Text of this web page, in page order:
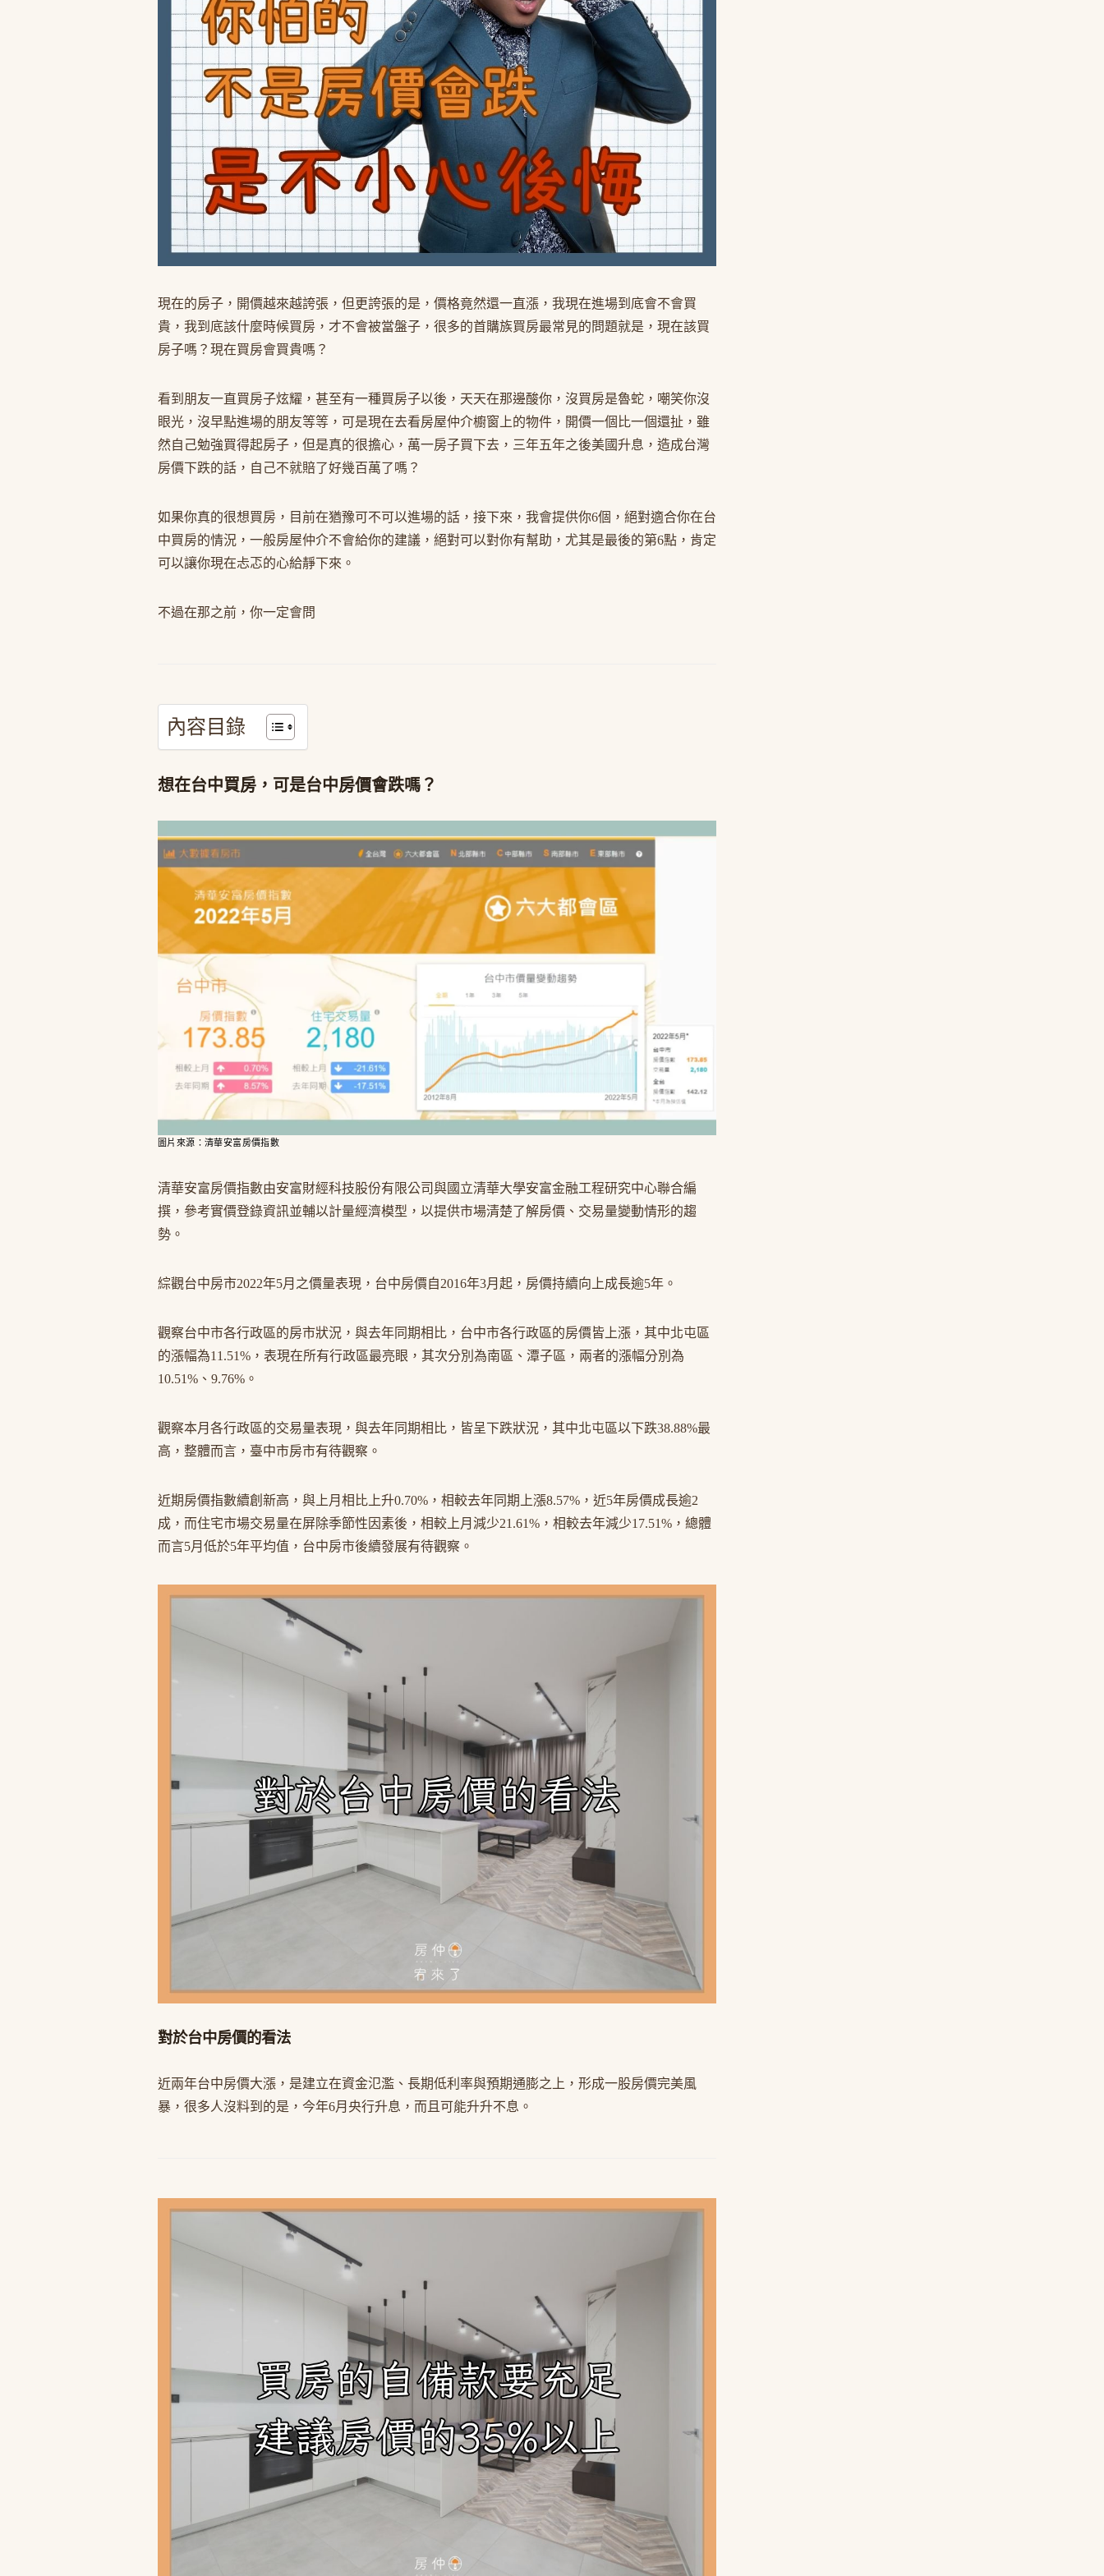
現在的房子，開價越來越誇張，但更誇張的是，價格竟然還一直漲，我現在進場到底會不會買
貴，我到底該什麼時候買房，才不會被當盤子，很多的首購族買房最常見的問題就是，現在該買
房子嗎？現在買房會買貴嗎？
看到朋友一直買房子炫耀，甚至有一種買房子以後，天天在那邊酸你，沒買房是魯蛇，嘲笑你沒
眼光，沒早點進場的朋友等等，可是現在去看房屋仲介櫥窗上的物件，開價一個比一個還扯，雖
然自己勉強買得起房子，但是真的很擔心，萬一房子買下去，三年五年之後美國升息，造成台灣
房價下跌的話，自己不就賠了好幾百萬了嗎？
如果你真的很想買房，目前在猶豫可不可以進場的話，接下來，我會提供你6個，絕對適合你在台
中買房的情況，一般房屋仲介不會給你的建議，絕對可以對你有幫助，尤其是最後的第6點，肯定
可以讓你現在忐忑的心給靜下來。
不過在那之前，你一定會問
內容目錄
想在台中買房，可是台中房價會跌嗎？
圖片來源：清華安富房價指數
清華安富房價指數由安富財經科技股份有限公司與國立清華大學安富金融工程研究中心聯合編
撰，參考實價登錄資訊並輔以計量經濟模型，以提供市場清楚了解房價、交易量變動情形的趨
勢。
綜觀台中房市2022年5月之價量表現，台中房價自2016年3月起，房價持續向上成長逾5年。
觀察台中市各行政區的房市狀況，與去年同期相比，台中市各行政區的房價皆上漲，其中北屯區
的漲幅為11.51%，表現在所有行政區最亮眼，其次分別為南區、潭子區，兩者的漲幅分別為
10.51%、9.76%。
觀察本月各行政區的交易量表現，與去年同期相比，皆呈下跌狀況，其中北屯區以下跌38.88%最
高，整體而言，臺中市房市有待觀察。
近期房價指數續創新高，與上月相比上升0.70%，相較去年同期上漲8.57%，近5年房價成長逾2
成，而住宅市場交易量在屏除季節性因素後，相較上月減少21.61%，相較去年減少17.51%，總體
而言5月低於5年平均值，台中房市後續發展有待觀察。
對於台中房價的看法
近兩年台中房價大漲，是建立在資金氾濫、長期低利率與預期通膨之上，形成一股房價完美風
暴，很多人沒料到的是，今年6月央行升息，而且可能升升不息。